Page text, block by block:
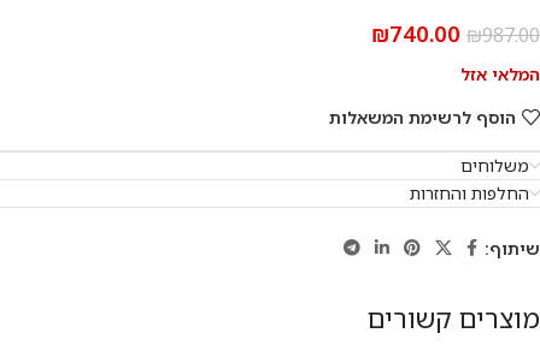
₪987.00
₪740.00
המלאי אזל
הוסף לרשימת המשאלות
משלוחים
החלפות והחזרות
שיתוף:
מוצרים קשורים